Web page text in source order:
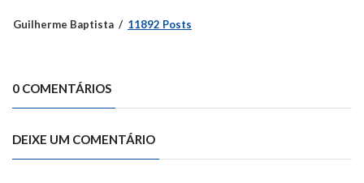
Guilherme Baptista 11892 Posts
0 COMENTÁRIOS
DEIXE UM COMENTÁRIO